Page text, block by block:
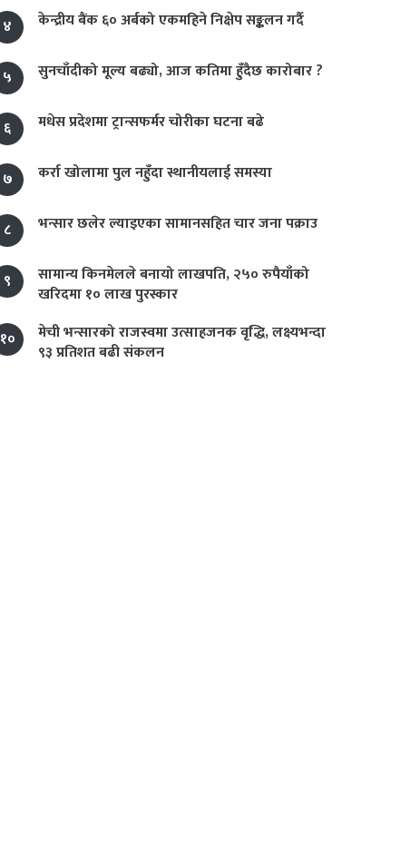
४
केन्द्रीय बैंक ६० अर्बको एकमहिने निक्षेप सङ्कलन गर्दै
५ सुनचाँदीको मूल्य बढ्यो, आज कतिमा हुँदैछ कारोबार ?
६ मधेस प्रदेशमा ट्रान्सफर्मर चोरीका घटना बढे
७ कर्रा खोलामा पुल नहुँदा स्थानीयलाई समस्या
८ भन्सार छलेर ल्याइएका सामानसहित चार जना पक्राउ
९
सामान्य किनमेलले बनायो लाखपति, २५० रुपैयाँको
खरिदमा १० लाख पुरस्कार
१०
मेची भन्सारको राजस्वमा उत्साहजनक वृद्धि, लक्ष्यभन्दा
९३ प्रतिशत बढी संकलन